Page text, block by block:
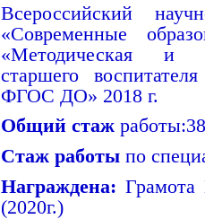
Всероссийский
«Современные
«Методическая и
старшего
ФГОС ДО» 2018 г.
Общий стаж
Стаж работы по
Награждена:
(2020г.)